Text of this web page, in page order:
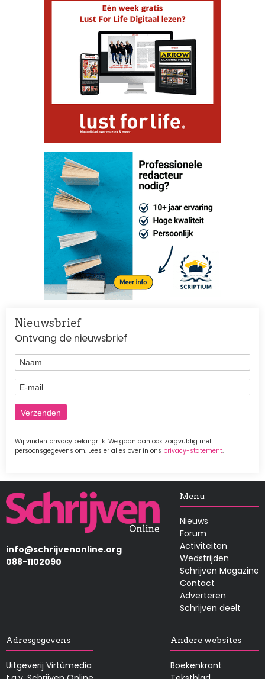
Nieuwsbrief
Ontvang de nieuwsbrief
Naam
E-mail
Wij vinden privacy belangrijk. We gaan dan ook zorgvuldig met
persoonsgegevens om. Lees er alles over in ons privacy-statement.
Afbeelding
info@schrijvenonline.org
088-1102090
Menu
Nieuws
Forum
Activiteiten
Wedstrijden
Schrijven Magazine
Contact
Adverteren
Schrijven deelt
Adresgegevens
Uitgeverij Virtùmedia
Andere websites
Boekenkrant